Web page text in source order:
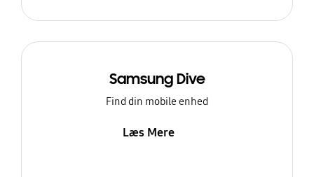
Samsung Dive
Find din mobile enhed
Læs Mere